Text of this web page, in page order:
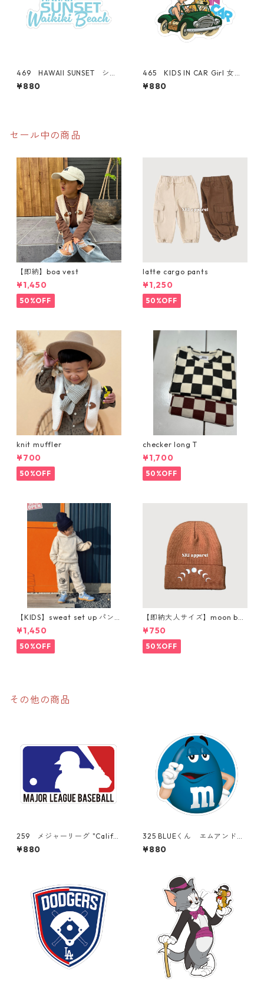
469 HAWAII SUNSET シリ
ーズ！ WAIKIKI BEACH ロ
ゴ 【ブルー】 "California
¥880
465 KIDS IN CAR Girl 女の
子 "California Market Cent
er" アメリカンステッカー
¥880
セール中の商品
【即納】boa vest
¥1,450
50%OFF
latte cargo pants
¥1,250
50%OFF
knit muffler
¥700
50%OFF
checker long T
¥1,700
50%OFF
【KIDS】sweat set up パン
ツ購入ページ
¥1,450
50%OFF
【即納大人サイズ】moon bea
nie
¥750
50%OFF
その他の商品
259 メジャーリーグ "Califor
nia Market Center" アメリ
カンステッカー スーツケー
¥880
325 BLUEくん エムアンドエ
ムズ M&M's mms "Californi
a Market Center" アメリカ
¥880